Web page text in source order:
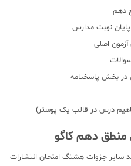
دهم کاگو
سایر جزوات هشتگ امتحان انتشارات